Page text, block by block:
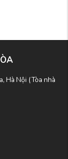
Hà Nội (Tòa nhà